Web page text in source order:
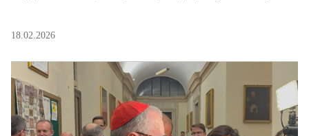
такая, как у других государств». Заявление
с правительством Италии в Палаццо Борромео
(посольство Италии при Святом престоле) в
годовщину подписания Латеранских соглашений.
Паролин добавил, […]
18.02.2026